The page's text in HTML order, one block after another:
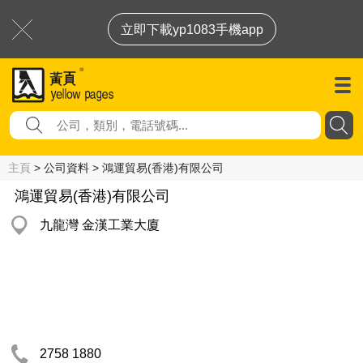
立即下載yp1083手機app
主頁 > 公司資料 > 鴻運貿易(香港)有限公司
鴻運貿易(香港)有限公司
九龍灣 金漢工業大廈
2758 1880